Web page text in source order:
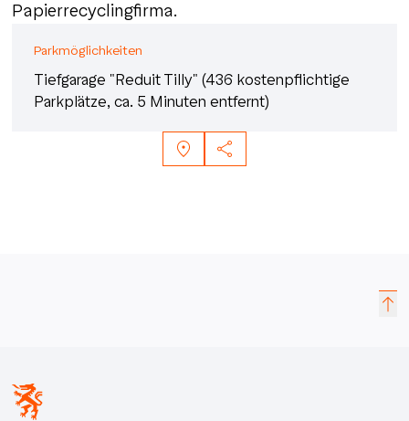
Papierrecyclingfirma.
Parkmöglichkeiten
Tiefgarage "Reduit Tilly" (436 kostenpflichtige
Parkplätze, ca. 5 Minuten entfernt)